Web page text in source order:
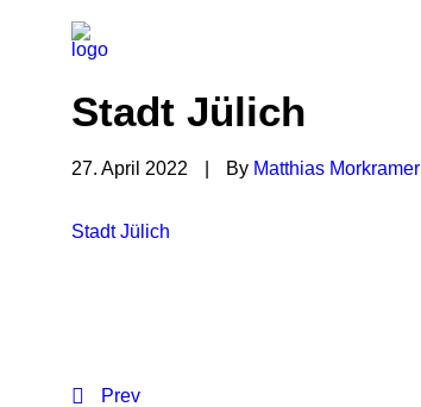
Stadt Jülich
27. April 2022 By Matthias Morkramer
Stadt Jülich
Prev